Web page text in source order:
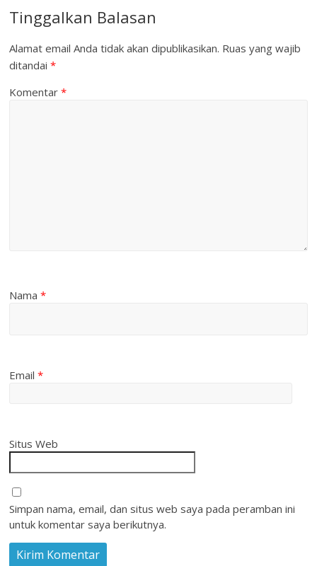
Tinggalkan Balasan
Alamat email Anda tidak akan dipublikasikan. Ruas yang wajib
ditandai*
Komentar*
Nama*
Email*
Situs Web
Simpan nama, email, dan situs web saya pada peramban ini
untuk komentar saya berikutnya.